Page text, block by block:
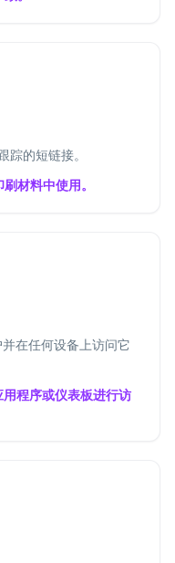
踪的短链接。
材料中使用。
在任何设备上访问它
程序或仪表板进行访